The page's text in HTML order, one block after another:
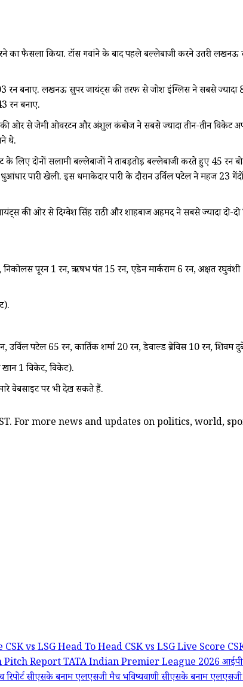
का फैसला किया. टॉस गवांने के बाद पहले बल्लेबाजी करने उतरी
लखनऊ सुपर जायंट्स की तरफ से जोश इंग्लिस ने सबसे ज्यादा 85
रन बनाए.
की ओर से जेमी ओवरटन और अंशुल कंबोज ने सबसे ज्यादा तीन-तीन
थे.
लिए दोनों सलामी बल्लेबाजों ने ताबड़तोड़ बल्लेबाजी करते हुए 45 रन
पारी खेली. इस धमाकेदार पारी के दौरान उर्विल पटेल ने महज
की ओर से दिग्वेश सिंह राठी और शाहबाज अहमद ने सबसे ज्यादा दो-
पूरन 1 रन, ऋषभ पंत 15 रन, एडेन मार्कराम 6 रन, अक्षत रघुवंशी
पटेल 65 रन, कार्तिक शर्मा 20 रन, डेवाल्ड ब्रेविस 10 रन, शिवम दुबे
1 विकेट, विकेट).
वेबसाइट पर भी देख सकते हैं.
For more news and updates on politics, world,
CSK vs LSG Head To HeadCSK vs LSG Live Score
Pitch ReportTATA Indian Premier League 2026
सीएसके बनाम एलएसजी मैच भविष्यवाणीसीएसके बनाम एलएसजी